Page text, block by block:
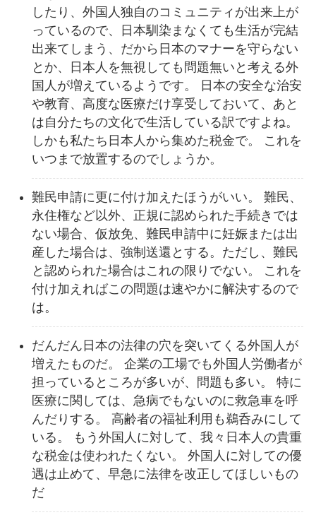
したり、外国人独自のコミュニティが出来上が
っているので、日本馴染まなくても生活が完結
出来てしまう、だから日本のマナーを守らない
とか、日本人を無視しても問題無いと考える外
国人が増えているようです。 日本の安全な治安
や教育、高度な医療だけ享受しておいて、あと
は自分たちの文化で生活している訳ですよね。
しかも私たち日本人から集めた税金で。 これを
いつまで放置するのでしょうか。
難民申請に更に付け加えたほうがいい。 難民、
永住権など以外、正規に認められた手続きでは
ない場合、仮放免、難民申請中に妊娠または出
産した場合は、強制送還とする。ただし、難民
と認められた場合はこれの限りでない。 これを
付け加えればこの問題は速やかに解決するので
は。
だんだん日本の法律の穴を突いてくる外国人が
増えたものだ。 企業の工場でも外国人労働者が
担っているところが多いが、問題も多い。 特に
医療に関しては、急病でもないのに救急車を呼
んだりする。 高齢者の福祉利用も鵜呑みにして
いる。 もう外国人に対して、我々日本人の貴重
な税金は使われたくない。 外国人に対しての優
遇は止めて、早急に法律を改正してほしいもの
だ